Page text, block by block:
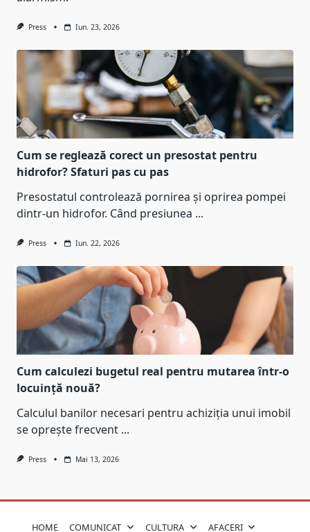
Press Iun. 23, 2026
Cum se reglează corect un presostat pentru
hidrofor? Sfaturi pas cu pas
Presostatul controlează pornirea și oprirea pompei
dintr-un hidrofor. Când presiunea ...
Press Iun. 22, 2026
Cum calculezi bugetul real pentru mutarea într-o
locuință nouă?
Calculul banilor necesari pentru achiziția unui imobil
se oprește frecvent ...
Press Mai 13, 2026
HOME COMUNICAT CULTURA AFACERI